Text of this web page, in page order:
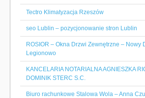
Tectro Klimatyzacja Rzeszów
seo Lublin – pozycjonowanie stron Lublin
ROSIOR – Okna Drzwi Zewnętrzne – Nowy
Legionowo
KANCELARIA NOTARIALNA AGNIESZKA
DOMINIK STERC S.C.
Biuro rachunkowe Stalowa Wola – Anna